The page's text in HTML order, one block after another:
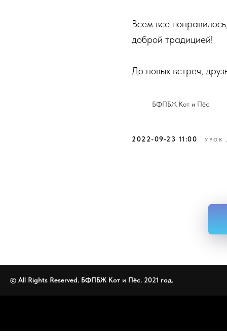
Всем все
доброй традицией!
До новых встреч,
БФПБЖ Кот и Пёс
2022-09-23 11:00 УРОК
© All Rights Reserved. БФПБЖ Кот и Пёс. 2021 год.